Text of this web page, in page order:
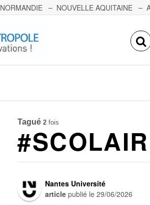
NORMANDIE NOUVELLE AQUITAINE
Tagué 2 fois
Nantes Université
article publié le29/06/2026